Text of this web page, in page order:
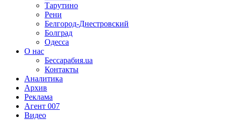
Тарутино
Рени
Белгород-Днестровский
Болград
Одесса
О нас
Бессарабия.ua
Контакты
Аналитика
Архив
Реклама
Агент 007
Видео